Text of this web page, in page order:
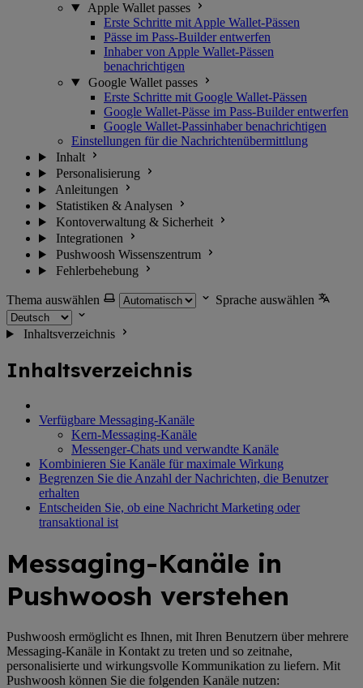
Apple Wallet passes
Erste Schritte mit Apple Wallet-Pässen
Pässe im Pass-Builder entwerfen
Inhaber von Apple Wallet-Pässen
benachrichtigen
Google Wallet passes
Erste Schritte mit Google Wallet-Pässen
Google Wallet-Pässe im Pass-Builder entwerfen
Google Wallet-Passinhaber benachrichtigen
Einstellungen für die Nachrichtenübermittlung
Inhalt
Personalisierung
Anleitungen
Statistiken & Analysen
Kontoverwaltung & Sicherheit
Integrationen
Pushwoosh Wissenszentrum
Fehlerbehebung
Thema auswählen Sprache auswählen
Inhaltsverzeichnis
Inhaltsverzeichnis
Verfügbare Messaging-Kanäle
Kern-Messaging-Kanäle
Messenger-Chats und verwandte Kanäle
Kombinieren Sie Kanäle für maximale Wirkung
Begrenzen Sie die Anzahl der Nachrichten, die Benutzer
erhalten
Entscheiden Sie, ob eine Nachricht Marketing oder
transaktional ist
Messaging-Kanäle in
Pushwoosh verstehen
Pushwoosh ermöglicht es Ihnen, mit Ihren Benutzern über mehrere
Messaging-Kanäle in Kontakt zu treten und so zeitnahe,
personalisierte und wirkungsvolle Kommunikation zu liefern. Mit
Pushwoosh können Sie die folgenden Kanäle nutzen: